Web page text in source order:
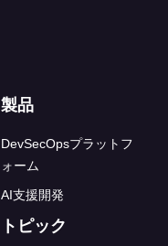
製品
DevSecOpsプラットフ
ォーム
AI支援開発
トピック